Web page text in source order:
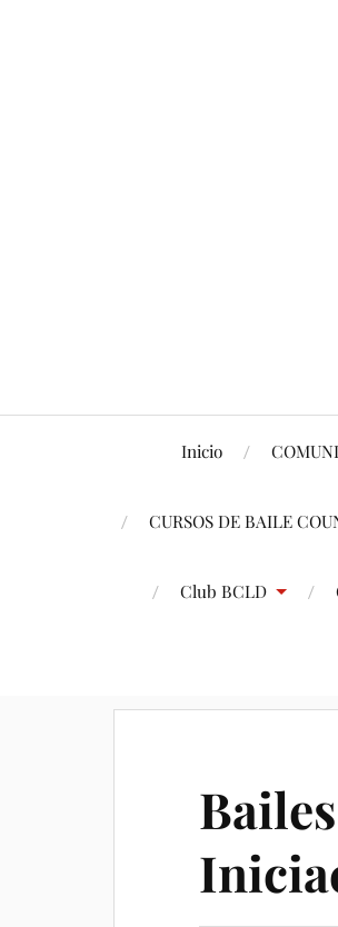
Inicio
CURSOS DE BAILE
Club BCLD